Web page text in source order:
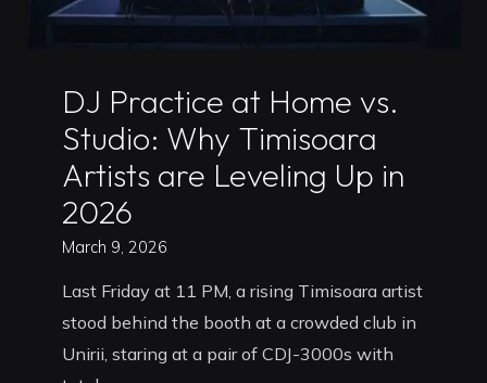
DJ Practice at Home vs.
Studio: Why Timisoara
Artists are Leveling Up in
2026
March 9, 2026
Last Friday at 11 PM, a rising Timisoara artist
stood behind the booth at a crowded club in
Unirii, staring at a pair of CDJ-3000s with